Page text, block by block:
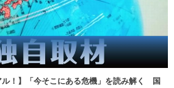
ル！】「今そこにある危機」を読み解く 国